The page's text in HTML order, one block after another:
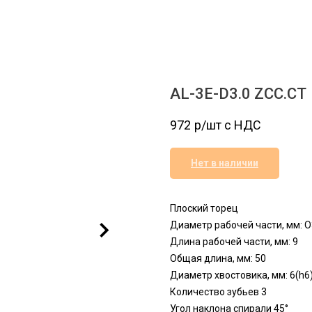
AL-3E-D3.0 ZCC.CT
972 р/шт c НДС
Нет в наличии
Плоский торец
Диаметр рабочей части, мм:
Длина рабочей части, мм: 9
Общая длина, мм: 50
Диаметр хвостовика, мм:
Количество зубьев 3
Угол наклона спирали 45°